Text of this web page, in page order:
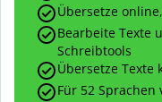
Übersetze
Bearbeite Texte
Schreibtools
Übersetze Texte
Für 52